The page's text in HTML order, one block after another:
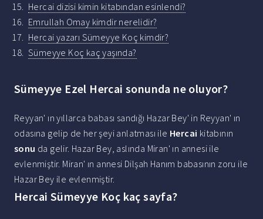
Hercai dizisi kimin kitabından esinlendi?
Emrullah Omay kimdir nerelidir?
Hercai yazarı Sümeyye Koç kimdir?
Sümeyye Koç kaç yaşında?
Sümeyye Ezel Hercai sonunda ne oluyor?
Reyyan' ın yıllarca babası sandığı Hazar Bey' in Reyyan' ın
odasına gelip de her şeyi anlatması ile Hercai kitabının
sonu da gelir. Hazar Bey, aslında Miran' ın annesi ile
evlenmiştir. Miran' ın annesi Dilşah Hanım babasının zoru ile
Hazar Bey ile evlenmiştir.
Hercai Sümeyye Koç kaç sayfa?